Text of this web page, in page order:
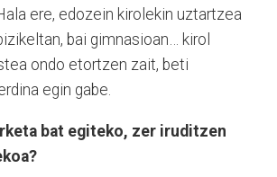
ere, edozein kirolekin uztartzea
bai gimnasioan… kirol
ondo etortzen zait, beti
egin gabe.
bat egiteko, zer iruditzen